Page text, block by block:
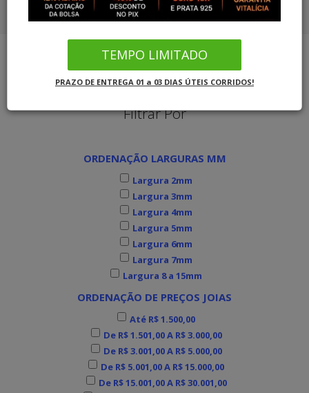
CORDÕES OURO 18KCOMBO ALIANÇAS OURO SOLITÁRIO
COMBO ALIANÇAS PRATA SOLITÁRIO
Alianças de Ouro Branco
Filtrar Por
ORDENAÇÃO LARGURAS MM
Largura 2mm
Largura 3mm
Largura 4mm
Largura 5mm
Largura 6mm
Largura 7mm
Largura 8 a 15mm
ORDENAÇÃO DE PREÇOS JOIAS
Até R$ 1.500,00
De R$ 1.501,00 A R$ 3.000,00
De R$ 3.001,00 A R$ 5.000,00
De R$ 5.001,00 A R$ 15.000,00
De R$ 15.001,00 A R$ 30.001,00
TEMPO LIMITADO
PRAZO DE ENTREGA 01 a 03 DIAS ÚTEIS CORRIDOS!